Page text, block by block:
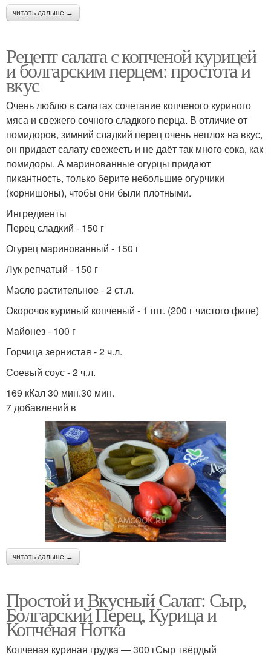
читать дальше →
Рецепт салата с копченой курицей
и болгарским перцем: простота и
вкус
Очень люблю в салатах сочетание копченого куриного
мяса и свежего сочного сладкого перца. В отличие от
помидоров, зимний сладкий перец очень неплох на вкус,
он придает салату свежесть и не даёт так много сока, как
помидоры. А маринованные огурцы придают
пикантность, только берите небольшие огурчики
(корнишоны), чтобы они были плотными.
Ингредиенты
Перец сладкий - 150 г
Огурец маринованный - 150 г
Лук репчатый - 150 г
Масло растительное - 2 ст.л.
Окорочок куриный копченый - 1 шт. (200 г чистого филе)
Майонез - 100 г
Горчица зернистая - 2 ч.л.
Соевый соус - 2 ч.л.
169 кКал 30 мин.30 мин.
7 добавлений в
читать дальше →
Простой и Вкусный Салат: Сыр,
Болгарский Перец, Курица и
Копченая Нотка
Копченая куриная грудка — 300 гСыр твёрдый